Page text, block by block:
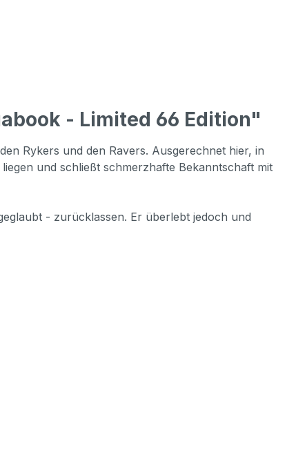
- Limited 66 Edition"
Rykers und den Ravers. Ausgerechnet hier, in
und schließt schmerzhafte Bekanntschaft mit
- zurücklassen. Er überlebt jedoch und